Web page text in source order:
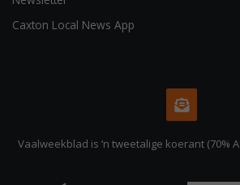
Caxton Local News App
Vaalweekblad is ‘n tweetalige koerant (70%